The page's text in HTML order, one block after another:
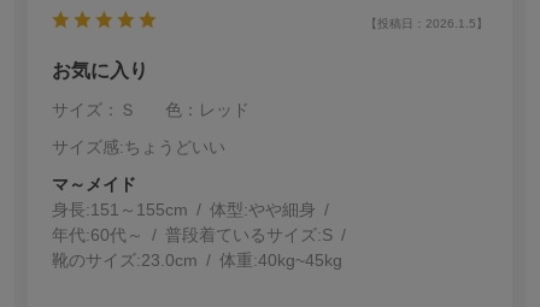
【投稿日：2026.1.5】
お気に入り
サイズ：Ｓ
色：レッド
サイズ感:ちょうどいい
マ～メイド
身長:151～155cm 体型:細身
年代:60代～ 普段着ているサイズ:S
靴のサイズ:23.0cm 体重:40kg~45kg